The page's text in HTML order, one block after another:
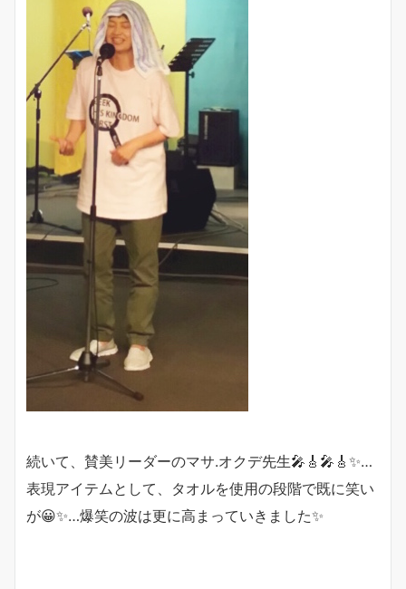
続いて、賛美リーダーのマサ.オクデ先生🎤🎸🎤🎸✨…
表現アイテムとして、タオルを使用の段階で既に笑い
が😀✨…爆笑の波は更に高まっていきました✨